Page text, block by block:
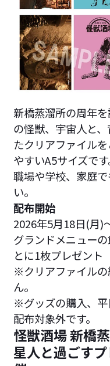
新橋蒸溜所の周年
の怪獣、宇宙人と
たクリアファイル
やすいA5サイズです
職場や学校、家庭
い。
配布開始
2026年5月18日(月)
グランドメニュー
とに1枚プレゼント
※クリアファイルの
ん。
※グッズの購入、
配布対象外です。
怪獣酒場 新橋
星人と過ごす